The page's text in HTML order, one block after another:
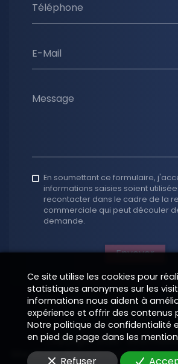
Téléphone
E-Mail
Message
En soumettant ce formulaire,
informations saisies soient
recontacter dans le cadre de la
commerciale qui peut découler
demande.
Envoyer
Copyright 2026—
—
Site vitrine digital structuré et
Ce site utilise les cookies pour
statistiques anonymes sur les
informations nous aident à
expérience et offrir des contenus
Notre politique de confidentialité
en pied de page dans les
Refuser